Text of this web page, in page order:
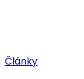
Články